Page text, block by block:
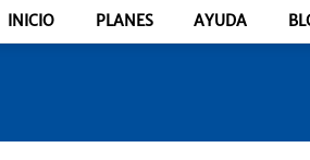
INICIO PLANES AYUDA